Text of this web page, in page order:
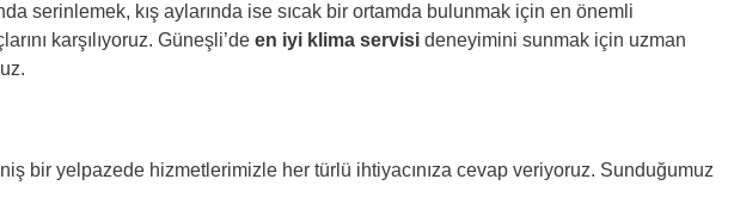
serinlemek, kış aylarında ise sıcak bir ortamda bulunmak için en önemli
karşılıyoruz. Güneşli’deen iyi klima servisi deneyimini sunmak için uzman
bir yelpazede hizmetlerimizle her türlü ihtiyacınıza cevap veriyoruz. Sunduğumuz